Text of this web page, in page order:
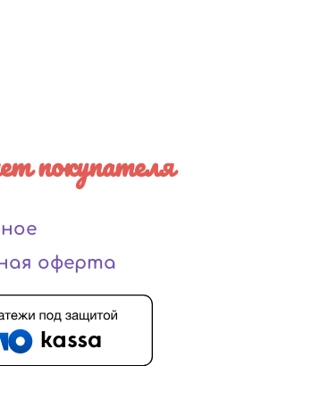
покупателя
оферта